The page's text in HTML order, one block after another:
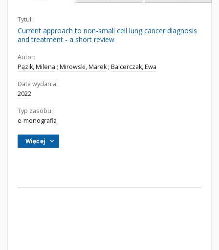
Tytuł:
Current approach to non-small cell lung cancer diagnosis
and treatment - a short review
Autor:
Pązik, Milena ; Mirowski, Marek; Balcerczak, Ewa
Data wydania:
2022
Typ zasobu:
e-monografia
Więcej